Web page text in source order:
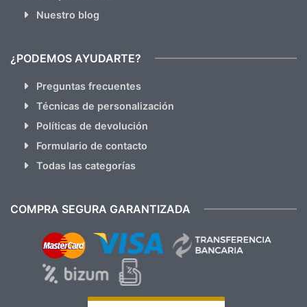
Nuestro blog
¿PODEMOS AYUDARTE?
Preguntas frecuentes
Técnicas de personalización
Políticas de devolución
Formulario de contacto
Todas las categorías
COMPRA SEGURA GARANTIZADA